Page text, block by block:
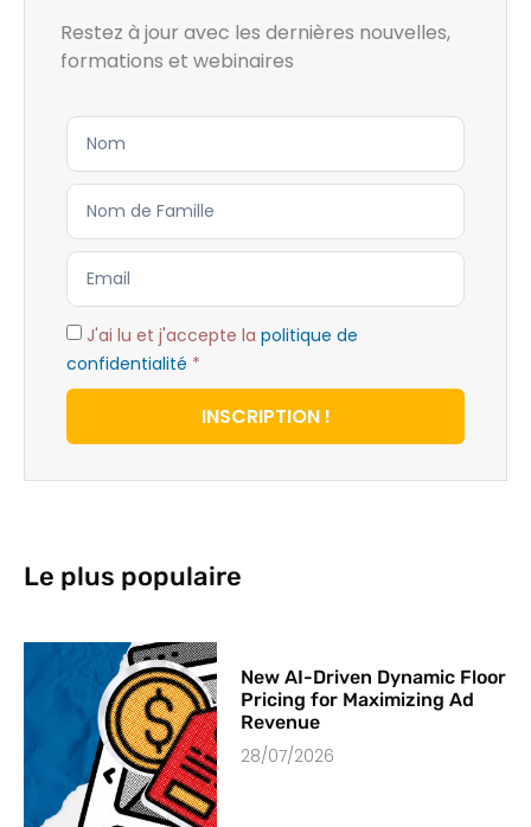
Restez à jour avec les dernières nouvelles,
formations et webinaires
J'ai lu et j'accepte la politique de
confidentialité *
INSCRIPTION !
Le plus populaire
New AI-Driven Dynamic Floor
Pricing for Maximizing Ad
Revenue
28/07/2026